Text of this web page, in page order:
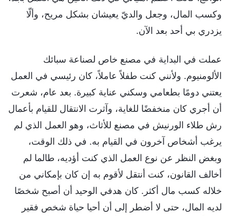
وكسب المال، وجعل والديّ يعيشان بشكل مريح، وألّا
يزدري بي أحد بعد الآن.
عملت في البداية في مصنع خاص لصناعة سبائك
الألومنيوم. ولأنني كنت طفلاً عاملاً، كان رئيسي في العمل
يعتني دومًا بطعامي وسكني عناية كبيرة. بعد عام، شعرت
أن أجري كان منخفضًا للغاية، وآثرت الانتقال للقيام بأعمال
رش طلاء الورنيش في مصنع للأثاث، وهو العمل الذي لم
يرغب أشخاص آخرون في القيام به. في ذلك الوقت،
وبغض النظر عن نوع العمل الذي كنت أؤديه، طالما لم
أخالف القانون، كنت أنتقل لأقوم به إن كان بإمكاني من
خلاله كسب مال أكثر. كان هدفي الوحيد أن أصبح شخصًا
لديه المال، حتى لا أضطر إلى أن أحيا حياة شخص فقير